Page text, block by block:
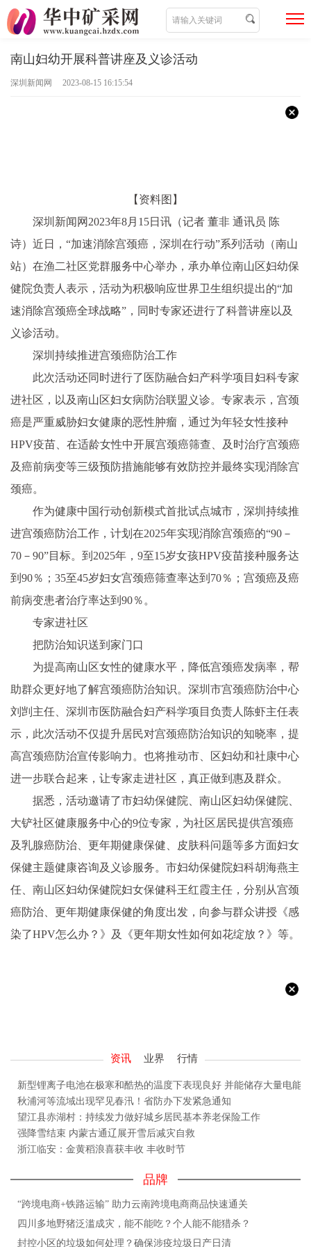
南山妇幼开展科普讲座及义诊活动
深圳新闻网 2023-08-15 16:15:54
【资料图】
深圳新闻网2023年8月15日讯 （记者 董非 通讯员 陈
诗）近日，“加速消除宫颈癌，深圳在行动”系列活动（南山
站）在渔二社区党群服务中心举办，承办单位南山区妇幼保
健院负责人表示，活动为积极响应世界卫生组织提出的“加
速消除宫颈癌全球战略”，同时专家还进行了科普讲座以及
义诊活动。
深圳持续推进宫颈癌防治工作
此次活动还同时进行了医防融合妇产科学项目妇科专家
进社区，以及南山区妇女病防治联盟义诊。专家表示，宫颈
癌是严重威胁妇女健康的恶性肿瘤，通过为年轻女性接种
HPV疫苗、在适龄女性中开展宫颈癌筛查、及时治疗宫颈癌
及癌前病变等三级预防措施能够有效防控并最终实现消除宫
颈癌。
作为健康中国行动创新模式首批试点城市，深圳持续推
进宫颈癌防治工作，计划在2025年实现消除宫颈癌的“90－
70－90”目标。到2025年，9至15岁女孩HPV疫苗接种服务达
到90％；35至45岁妇女宫颈癌筛查率达到70％；宫颈癌及癌
前病变患者治疗率达到90％。
专家进社区
把防治知识送到家门口
为提高南山区女性的健康水平，降低宫颈癌发病率，帮
助群众更好地了解宫颈癌防治知识。深圳市宫颈癌防治中心
刘剀主任、深圳市医防融合妇产科学项目负责人陈虾主任表
示，此次活动不仅提升居民对宫颈癌防治知识的知晓率，提
高宫颈癌防治宣传影响力。也将推动市、区妇幼和社康中心
进一步联合起来，让专家走进社区，真正做到惠及群众。
据悉，活动邀请了市妇幼保健院、南山区妇幼保健院、
大铲社区健康服务中心的9位专家，为社区居民提供宫颈癌
及乳腺癌防治、更年期健康保健、皮肤科问题等多方面妇女
保健主题健康咨询及义诊服务。市妇幼保健院妇科胡海燕主
任、南山区妇幼保健院妇女保健科王红霞主任，分别从宫颈
癌防治、更年期健康保健的角度出发，向参与群众讲授《感
染了HPV怎么办？》及《更年期女性如何如花绽放？》等。
资讯 业界 行情
新型锂离子电池在极寒和酷热的温度下表现良好 并能储存大量电能
秋浦河等流域出现罕见春汛！省防办下发紧急通知
望江县赤湖村：持续发力做好城乡居民基本养老保险工作
强降雪结束 内蒙古通辽展开雪后减灾自救
浙江临安：金黄稻浪喜获丰收 丰收时节
品牌
“跨境电商+铁路运输” 助力云南跨境电商商品快速通关
四川多地野猪泛滥成灾，能不能吃？个人能不能猎杀？
封控小区的垃圾如何处理？确保涉疫垃圾日产日清